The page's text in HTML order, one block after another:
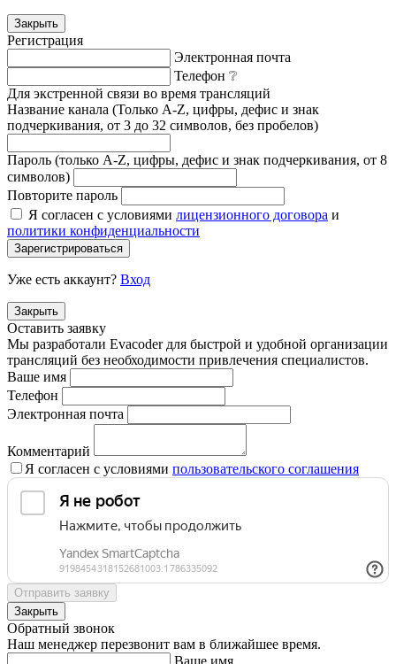
Закрыть
Регистрация
Электронная почта
Телефон ❔
Для экстренной связи во время трансляций
Название канала (Только A-Z, цифры, дефис и знак
подчеркивания, от 3 до 32 символов, без пробелов)
Пароль (только A-Z, цифры, дефис и знак подчеркивания, от 8
символов)
Повторите пароль
Я согласен с условиями лицензионного договора и
политики конфиденциальности
Зарегистрироваться
Уже есть аккаунт? Вход
Закрыть
Оставить заявку
Мы разработали Evacoder для быстрой и удобной организации
трансляций без необходимости привлечения специалистов.
Ваше имя
Телефон
Электронная почта
Комментарий
Я согласен с условиями пользовательского соглашения
Отправить заявку
Закрыть
Обратный звонок
Наш менеджер перезвонит вам в ближайшее время.
Ваше имя